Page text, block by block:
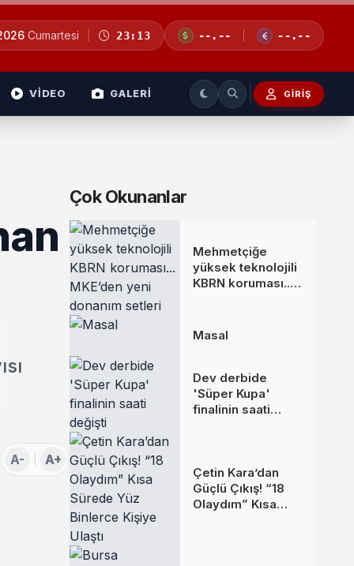
Cumartesi 23:13 --.-- --.--
VİDEO GALERİ GIRIŞ
A- A+
Çok Okunanlar
Mehmetçiğe
yüksek teknolojili
KBRN koruması...
Masal
Dev derbide
'Süper Kupa'
finalinin saati
Çetin Kara’dan
Güçlü Çıkış! “18
Olaydım” Kısa